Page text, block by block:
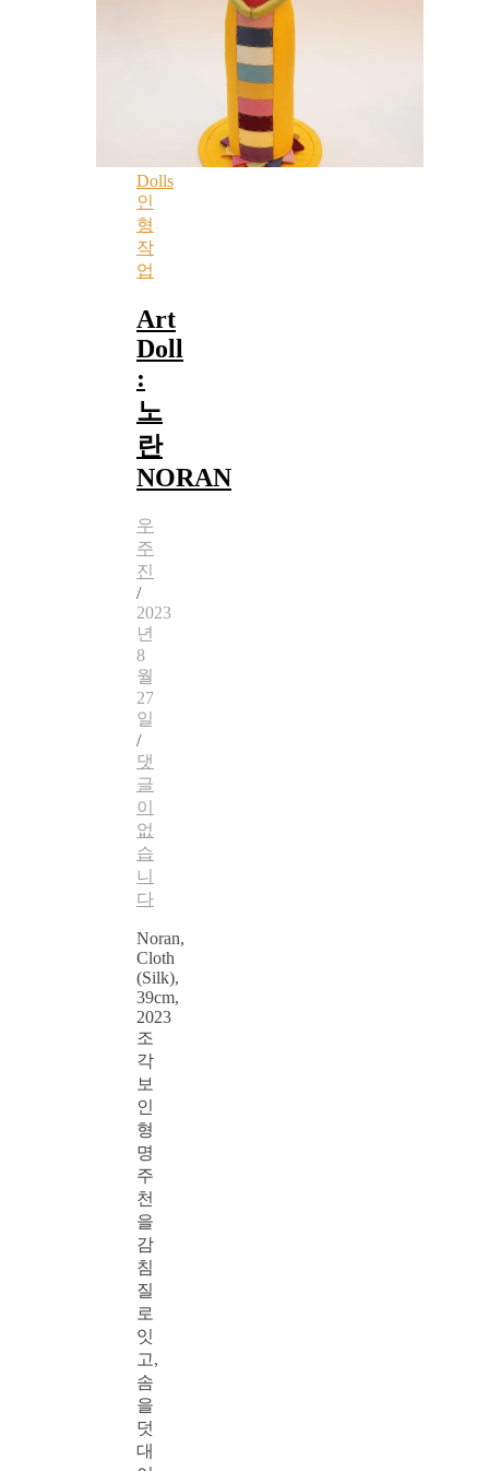
Dolls
인
형
작
업
Art
Doll
:
노
란
NORAN
우
주
진
/
2023
년
8
월
27
일
/
댓
글
이
없
습
니
다
Noran,
Cloth
(Silk),
39cm,
2023
조
각
보
인
형
명
주
천
을
감
침
질
로
잇
고,
솜
을
덧
대